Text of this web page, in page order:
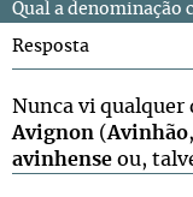
Qual a denominação
Resposta
Nunca vi qualquer
Avignon (Avinhão
avinhense ou,